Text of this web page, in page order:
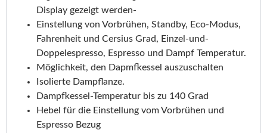
Display gezeigt werden-
Einstellung von Vorbrühen, Standby, Eco-Modus,
Fahrenheit und Cersius Grad, Einzel-und-
Doppelespresso, Espresso und Dampf Temperatur.
Möglichkeit, den Dapmfkessel auszuschalten
Isolierte Dampflanze.
Dampfkessel-Temperatur bis zu 140 Grad
Hebel für die Einstellung vom Vorbrühen und
Espresso Bezug